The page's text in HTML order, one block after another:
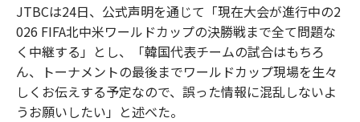
JTBCは24日、公式声明を通じて「現在大会が進行中の2
026 FIFA北中米ワールドカップの決勝戦まで全て問題な
く中継する」とし、「韓国代表チームの試合はもちろ
ん、トーナメントの最後までワールドカップ現場を生々
しくお伝えする予定なので、誤った情報に混乱しないよ
うお願いしたい」と述べた。